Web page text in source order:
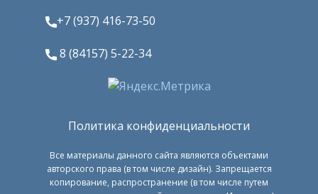
+7 (937) 416-73-50
8 (84157) 5-22-34
Политика конфиденциальности
Все материалы данного сайта являются объектами
авторского права (в том числе дизайн). Запрещается
копирование, распространение (в том числе путем